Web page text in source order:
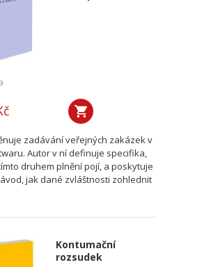
zadávání veřejných zakázek v
Autor v ní definuje specifika,
druhem plnění pojí, a poskytuje
jak dané zvláštnosti zohlednit
Kontumační
rozsudek